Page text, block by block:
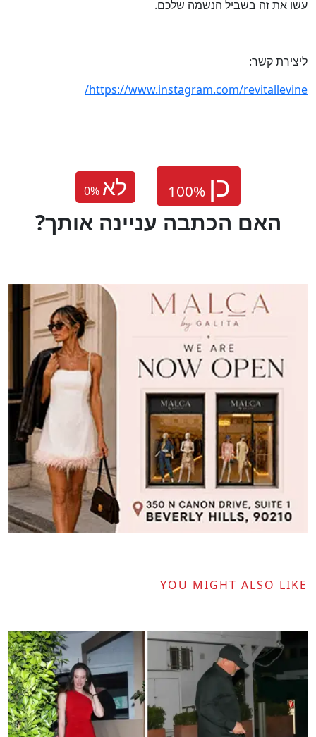
עשו את זה בשביל הנשמה שלכם.
ליצירת קשר:
https://www.instagram.com/revitallevine/
0% לא
?האם הכתבה עניינה אותך
YOU MIGHT ALSO LIKE